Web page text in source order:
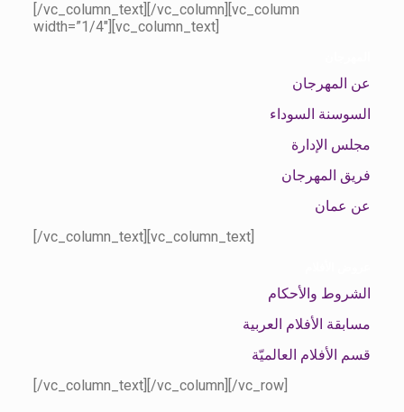
[/vc_column_text][/vc_column][vc_column
width=”1/4″][vc_column_text]
عن المهرجان
السوسنة السوداء
مجلس الإدارة
فريق المهرجان
عن عمان
[/vc_column_text][vc_column_text]
الشروط والأحكام
مسابقة الأفلام العربية
قسم الأفلام العالميّة
[/vc_column_text][/vc_column][/vc_row]